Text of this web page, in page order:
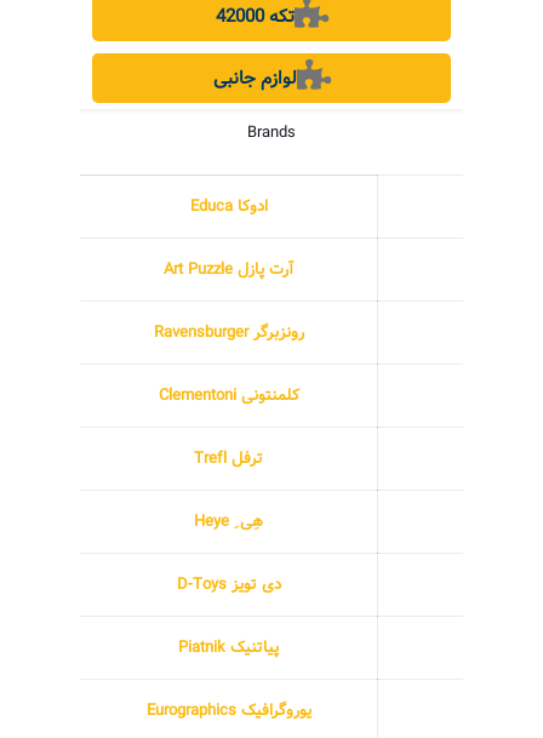
42000 تکه
لوازم جانبی
Brands
ادوکا Educa
آرت پازل Art Puzzle
رونزبرگر Ravensburger
کلمنتونی Clementoni
ترفل Trefl
هِی ِ Heye
دی تویز D-Toys
پیاتنیک Piatnik
یوروگرافیک Eurographics